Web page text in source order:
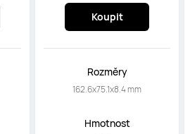
Koupit
Rozměry
162.6x75.1x8.4 mm
Hmotnost